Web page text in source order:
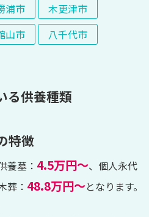
浦市
木更津市
山市
八千代市
る供養種類
特徴
養墓： 4.5万円～、個人永代
葬： 48.8万円～となります。